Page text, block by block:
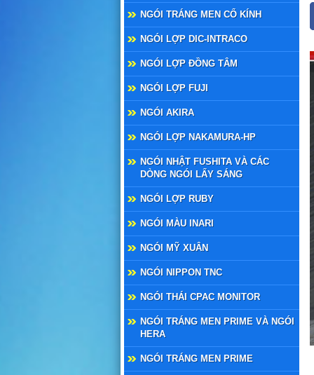
NGÓI TRÁNG MEN CỔ KÍNH
NGÓI LỢP DIC-INTRACO
NGÓI LỢP ĐỒNG TÂM
NGÓI LỢP FUJI
NGÓI AKIRA
NGÓI LỢP NAKAMURA-HP
NGÓI NHẬT FUSHITA VÀ CÁC
DÒNG NGÓI LẤY SÁNG
NGÓI LỢP RUBY
NGÓI MÀU INARI
NGÓI MỸ XUÂN
NGÓI NIPPON TNC
NGÓI THÁI CPAC MONITOR
NGÓI TRÁNG MEN PRIME VÀ NGÓI
HERA
NGÓI TRÁNG MEN PRIME